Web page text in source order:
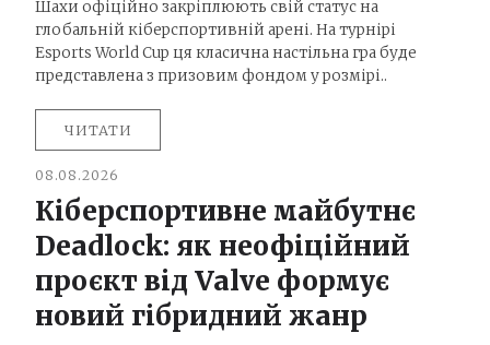
Шахи офіційно закріплюють свій статус на
глобальній кіберспортивній арені. На турнірі
Esports World Cup ця класична настільна гра буде
представлена з призовим фондом у розмірі..
ЧИТАТИ
08.08.2026
Кіберспортивне майбутнє
Deadlock: як неофіційний
проєкт від Valve формує
новий гібридний жанр